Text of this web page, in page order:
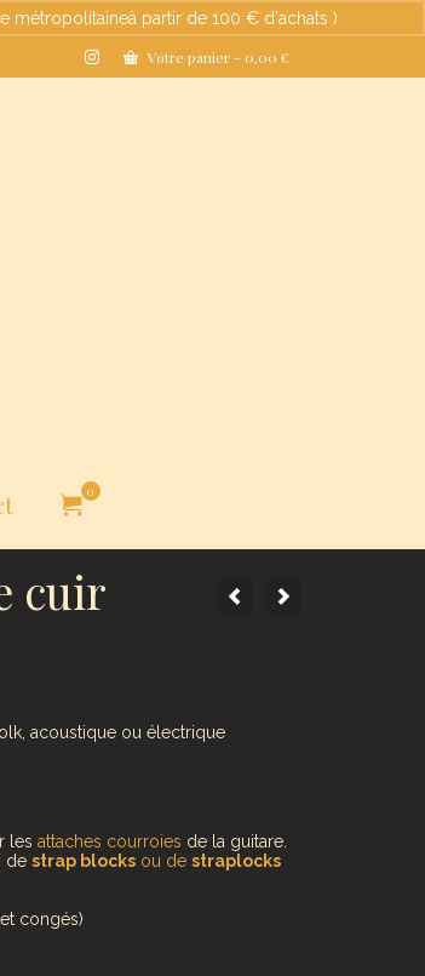
métropolitaineà partir de 100 € d'achats )
Votre panier - 0,00 €
0
cuir
acoustique ou électrique
les attaches courroies de la guitare.
de strap blocksou de straplocks
congés)